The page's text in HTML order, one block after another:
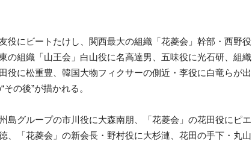
役にビートたけし、関西最大の組織「花菱会」幹部・西野役
の組織「山王会」白山役に名高達男、五味役に光石研、組織
役に松重豊、韓国大物フィクサーの側近・李役に白竜らが出
その後”が描かれる。
島グループの市川役に大森南朋、「花菱会」の花田役にピエ
、「花菱会」の新会長・野村役に大杉漣、花田の手下・丸山